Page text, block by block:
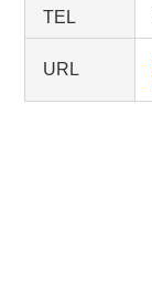
TEL
URL